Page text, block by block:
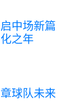
中场新篇
之年
球队未来